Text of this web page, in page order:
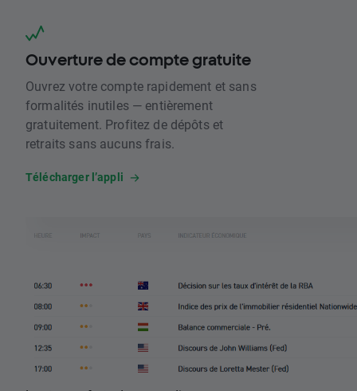
Ouverture de compte gratuite
Ouvrez votre compte rapidement et sans
formalités inutiles — entièrement
gratuitement. Profitez de dépôts et
retraits sans aucuns frais.
Télécharger l’appli